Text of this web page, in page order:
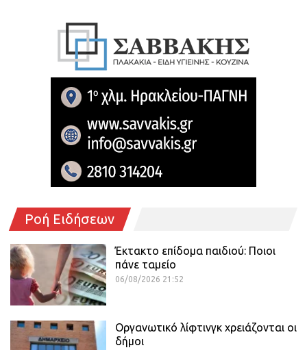
Ροή Ειδήσεων
Έκτακτο επίδομα παιδιού: Ποιοι
πάνε ταμείο
06/08/2026 21:52
Οργανωτικό λίφτινγκ χρειάζονται οι
δήμοι